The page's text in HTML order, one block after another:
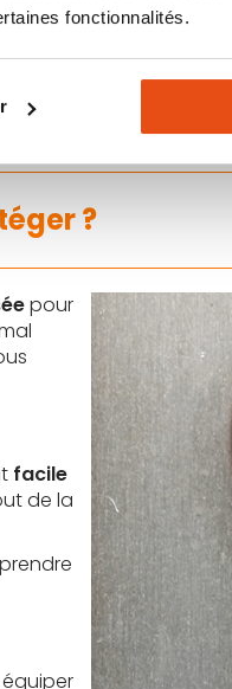
fonctionnalités.
situés au niveau de la
méthode, la
les meilleurs cylindres
?
pour
facile
de la